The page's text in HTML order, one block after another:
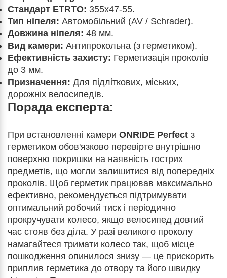
Стандарт ETRTO: 355х47-55.
Тип ніпеля: Автомобільний (AV / Schrader).
Довжина ніпеля: 48 мм.
Вид камери: Антипрокольна (з герметиком).
Ефективність захисту: Герметизація проколів
до 3 мм.
Призначення: Для підліткових, міських,
дорожніх велосипедів.
Порада експерта:
При встановленні камери ONRIDE Perfect з
герметиком обов'язково перевірте внутрішню
поверхню покришки на наявність гострих
предметів, що могли залишитися від попередніх
проколів. Щоб герметик працював максимально
ефективно, рекомендується підтримувати
оптимальний робочий тиск і періодично
прокручувати колесо, якщо велосипед довгий
час стояв без діла. У разі великого проколу
намагайтеся тримати колесо так, щоб місце
пошкодження опинилося знизу — це прискорить
приплив герметика до отвору та його швидку